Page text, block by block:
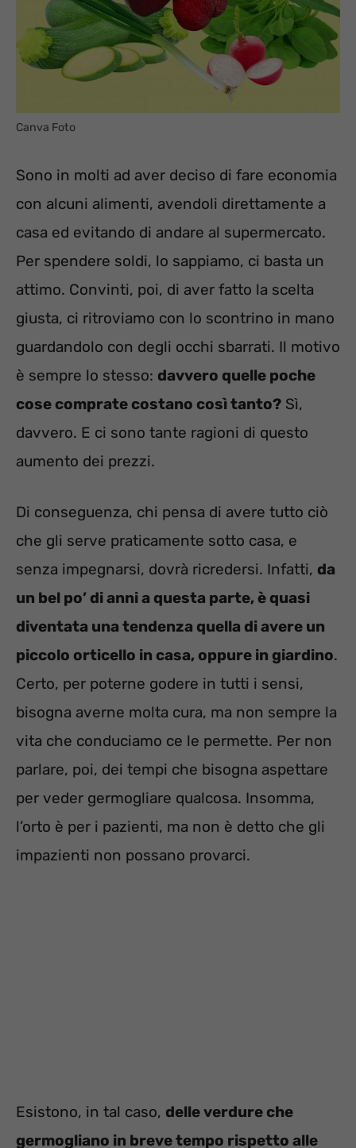
Canva Foto
Sono in molti ad aver deciso di fare economia
con alcuni alimenti, avendoli direttamente a
casa ed evitando di andare al supermercato.
Per spendere soldi, lo sappiamo, ci basta un
attimo. Convinti, poi, di aver fatto la scelta
giusta, ci ritroviamo con lo scontrino in mano
guardandolo con degli occhi sbarrati. Il motivo
è sempre lo stesso: davvero quelle poche
cose comprate costano così tanto? Sì,
davvero. E ci sono tante ragioni di questo
aumento dei prezzi.
Di conseguenza, chi pensa di avere tutto ciò
che gli serve praticamente sotto casa, e
senza impegnarsi, dovrà ricredersi. Infatti, da
un bel po’ di anni a questa parte, è quasi
diventata una tendenza quella di avere un
piccolo orticello in casa, oppure in giardino.
Certo, per poterne godere in tutti i sensi,
bisogna averne molta cura, ma non sempre la
vita che conduciamo ce le permette. Per non
parlare, poi, dei tempi che bisogna aspettare
per veder germogliare qualcosa. Insomma,
l’orto è per i pazienti, ma non è detto che gli
impazienti non possano provarci.
Esistono, in tal caso, delle verdure che
germogliano in breve tempo rispetto alle